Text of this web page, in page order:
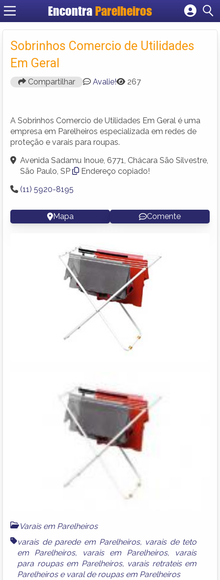
Encontra Parelheiros
Cadastrar empresa
Criar conta
Sobrinhos Comercio de Utilidades
Em Geral
Compartilhar Avalie! 267
A Sobrinhos Comercio de Utilidades Em Geral é uma
empresa em Parelheiros especializada em redes de
proteção e varais para roupas.
Avenida Sadamu Inoue, 6771, Chácara São Silvestre,
São Paulo, SP
Endereço copiado!
(11) 5920-8195
Mapa Comente
Varais em Parelheiros
varais de parede em Parelheiros, varais de teto
em Parelheiros, varais em Parelheiros, varais
para roupas em Parelheiros, varais retrateis em
Parelheirose varal de roupas em Parelheiros